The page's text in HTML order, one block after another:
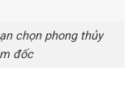
chọn phong thủy
đốc